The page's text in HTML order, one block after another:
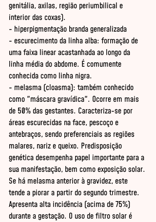
genitália, axilas, região periumbilical e
interior das coxas).
- hiperpigmentação branda generalizada
- escurecimento da linha alba: formação de
uma faixa linear acastanhada ao longo da
linha média do abdome. É comumente
conhecida como linha nigra.
- melasma (cloasma): também conhecido
como "máscara gravídica". Ocorre em mais
de 50% das gestantes. Caracteriza-se por
áreas escurecidas na face, pescoço e
antebraços, sendo preferenciais as regiões
malares, nariz e queixo. Predisposição
genética desempenha papel importante para a
sua manifestação, bem como exposição solar.
Se há melasma anterior à gravidez, este
tende a piorar a partir do segundo trimestre.
Apresenta alta incidência (acima de 75%)
durante a gestação. O uso de filtro solar é